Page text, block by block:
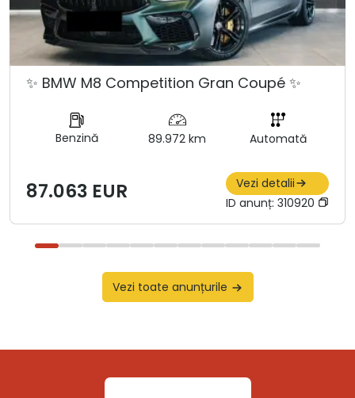
✨ BMW M8 Competition Gran Coupé ✨
Benzină 89.972 km Automată
87.063 EUR
Vezi detalii
ID anunț: 310920
Vezi toate anunțurile